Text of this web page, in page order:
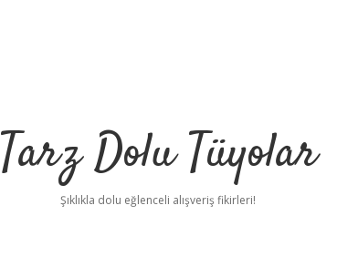
Tarz Dolu Tüyolar
Şıklıkla dolu eğlenceli alışveriş fikirleri!